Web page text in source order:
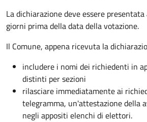
La dichiarazione deve essere
giorni prima della data della votazione.
Il Comune, appena ricevuta la
includere i nomi dei richiedenti in
distinti per sezioni
rilasciare immediatamente ai
telegramma, un'attestazione della
negli appositi elenchi di elettori.